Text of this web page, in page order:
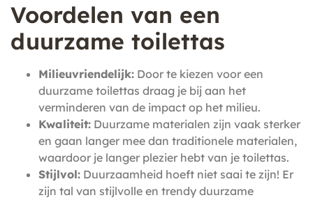
Voordelen van een
duurzame toilettas
Milieuvriendelijk: Door te kiezen voor een
duurzame toilettas draag je bij aan het
verminderen van de impact op het milieu.
Kwaliteit: Duurzame materialen zijn vaak sterker
en gaan langer mee dan traditionele materialen,
waardoor je langer plezier hebt van je toilettas.
Stijlvol: Duurzaamheid hoeft niet saai te zijn! Er
zijn tal van stijlvolle en trendy duurzame